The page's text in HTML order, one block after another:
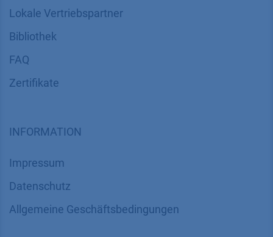
Lokale Vertriebspartner
Bibliothek
FAQ
Zertifikate
INFORMATION
Impressum
Datenschutz
​​​​​​​​​​​​​​​​​Allgemeine Geschäftsbedingungen